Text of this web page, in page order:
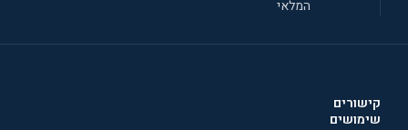
המלאי
קישורים
שימושים